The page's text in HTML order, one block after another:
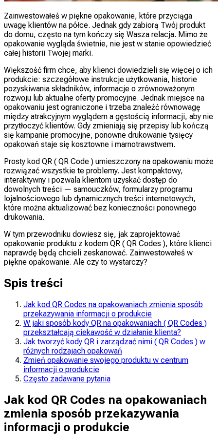
Zainwestowałeś w piękne opakowanie, które przyciąga
uwagę klientów na półce. Jednak gdy zabiorą Twój produkt
do domu, często na tym kończy się Wasza relacja. Mimo że
opakowanie wygląda świetnie, nie jest w stanie opowiedzieć
całej historii Twojej marki.
Większość firm chce, aby klienci dowiedzieli się więcej o ich
produkcie: szczegółowe instrukcje użytkowania, historie
pozyskiwania składników, informacje o zrównoważonym
rozwoju lub aktualne oferty promocyjne. Jednak miejsce na
opakowaniu jest ograniczone i trzeba znaleźć równowagę
między atrakcyjnym wyglądem a gęstością informacji, aby nie
przytłoczyć klientów. Gdy zmieniają się przepisy lub kończą
się kampanie promocyjne, ponowne drukowanie tysięcy
opakowań staje się kosztowne i marnotrawstwem.
Prosty kod QR ( QR Code ) umieszczony na opakowaniu może
rozwiązać wszystkie te problemy. Jest kompaktowy,
interaktywny i pozwala klientom uzyskać dostęp do
dowolnych treści — samouczków, formularzy programu
lojalnościowego lub dynamicznych treści internetowych,
które można aktualizować bez konieczności ponownego
drukowania.
W tym przewodniku dowiesz się, jak zaprojektować
opakowanie produktu z kodem QR ( QR Codes ), które klienci
naprawdę będą chcieli zeskanować. Zainwestowałeś w
piękne opakowanie. Ale czy to wystarczy?
Spis treści
Jak kod QR Codes na opakowaniach zmienia sposób
przekazywania informacji o produkcie
W jaki sposób kody QR na opakowaniach ( QR Codes )
przekształcają ciekawość w działanie klienta?
Jak tworzyć kody QR i zarządzać nimi ( QR Codes ) w
różnych rodzajach opakowań
Zmień opakowanie swojego produktu w centrum
informacji o produkcie
Często zadawane pytania
Jak kod QR Codes na opakowaniach
zmienia sposób przekazywania
informacji o produkcie